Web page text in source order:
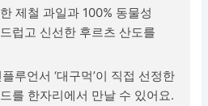
제철 과일과 100% 동물성
럽고 신선한 후르츠 산도를
플루언서 ‘대구먹’이 직접 선정한
를 한자리에서 만날 수 있어요.